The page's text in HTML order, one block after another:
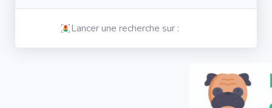
Lancer une recherche sur :